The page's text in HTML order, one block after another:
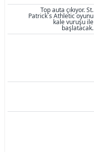
Top auta çıkıyor. St.
Patrick´s Athletic oyunu
kale vuruşu ile
başlatacak.